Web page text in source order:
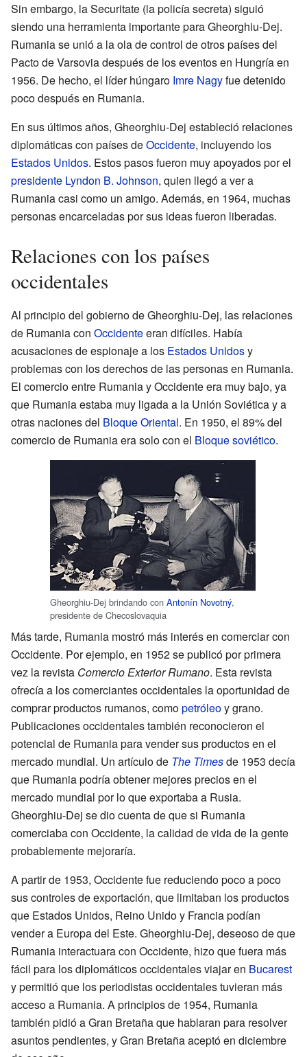
Sin embargo, la Securitate (la policía secreta) siguió
siendo una herramienta importante para Gheorghiu-Dej.
Rumania se unió a la ola de control de otros países del
Pacto de Varsovia después de los eventos en Hungría en
1956. De hecho, el líder húngaro Imre Nagyfue detenido
poco después en Rumania.
En sus últimos años, Gheorghiu-Dej estableció relaciones
diplomáticas con países deOccidente, incluyendo los
Estados Unidos. Estos pasos fueron muy apoyados por el
presidente Lyndon B. Johnson, quien llegó a ver a
Rumania casi como un amigo. Además, en 1964, muchas
personas encarceladas por sus ideas fueron liberadas.
Relaciones con los países
occidentales
Al principio del gobierno de Gheorghiu-Dej, las relaciones
de Rumania con Occidenteeran difíciles. Había
acusaciones de espionaje a los Estados Unidosy
problemas con los derechos de las personas en Rumania.
El comercio entre Rumania y Occidente era muy bajo, ya
que Rumania estaba muy ligada a la Unión Soviética y a
otras naciones del Bloque Oriental. En 1950, el 89% del
comercio de Rumania era solo con el Bloque soviético.
Gheorghiu-Dej brindando con Antonín Novotný,
presidente de Checoslovaquia
Más tarde, Rumania mostró más interés en comerciar con
Occidente. Por ejemplo, en 1952 se publicó por primera
vez la revista Comercio Exterior Rumano. Esta revista
ofrecía a los comerciantes occidentales la oportunidad de
comprar productos rumanos, comopetróleoy grano.
Publicaciones occidentales también reconocieron el
potencial de Rumania para vender sus productos en el
mercado mundial. Un artículo de The Timesde 1953 decía
que Rumania podría obtener mejores precios en el
mercado mundial por lo que exportaba a Rusia.
Gheorghiu-Dej se dio cuenta de que si Rumania
comerciaba con Occidente, la calidad de vida de la gente
probablemente mejoraría.
A partir de 1953, Occidente fue reduciendo poco a poco
sus controles de exportación, que limitaban los productos
que Estados Unidos, Reino Unido y Francia podían
vender a Europa del Este. Gheorghiu-Dej, deseoso de que
Rumania interactuara con Occidente, hizo que fuera más
fácil para los diplomáticos occidentales viajar en Bucarest
y permitió que los periodistas occidentales tuvieran más
acceso a Rumania. A principios de 1954, Rumania
también pidió a Gran Bretaña que hablaran para resolver
asuntos pendientes, y Gran Bretaña aceptó en diciembre